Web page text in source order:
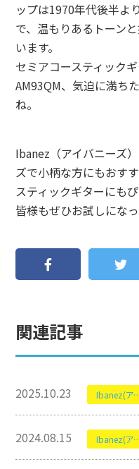
ップは1970年代後半よ
で、温もりあるトーン
います。
セミアコースティック
AM93QM、気迫に満ち
ね。
Ibanez（アイバニーズ
ズで小柄な方にもおす
スティックギターにも
皆様もぜひお試しにな
関連記事
2025.10.23 Ibanez(ア
2024.08.15 Ibanez(ア